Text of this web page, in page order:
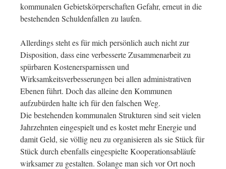
kommunalen Gebietskörperschaften Gefahr, erneut in die
bestehenden Schuldenfallen zu laufen.
Allerdings steht es für mich persönlich auch nicht zur
Disposition, dass eine verbesserte Zusammenarbeit zu
spürbaren Kostenersparnissen und
Wirksamkeitsverbesserungen bei allen administrativen
Ebenen führt. Doch das alleine den Kommunen
aufzubürden halte ich für den falschen Weg.
Die bestehenden kommunalen Strukturen sind seit vielen
Jahrzehnten eingespielt und es kostet mehr Energie und
damit Geld, sie völlig neu zu organisieren als sie Stück für
Stück durch ebenfalls eingespielte Kooperationsabläufe
wirksamer zu gestalten. Solange man sich vor Ort noch